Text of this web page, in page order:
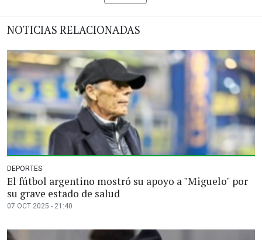
NOTICIAS RELACIONADAS
DEPORTES
El fútbol argentino mostró su apoyo a "Miguelo" por
su grave estado de salud
07 OCT 2025 - 21:40